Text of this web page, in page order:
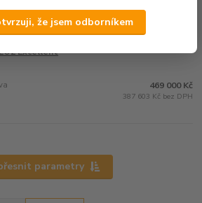
že jsem odborníkem
Excellent
469 000 Kč
387 603 Kč bez DPH
parametry